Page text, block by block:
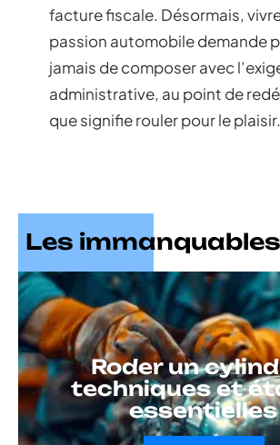
facture fiscale. Désormais,
passion automobile demande
jamais de composer avec
administrative, au point de
que signifie rouler pour le plaisir.
Les immanquables
Roder un
techniques et
essentielles